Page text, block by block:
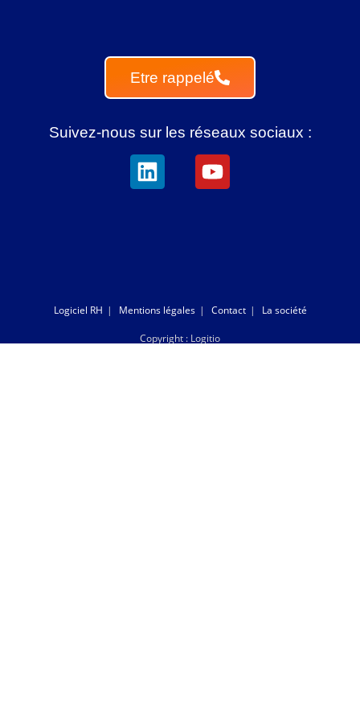
Etre rappelé
Suivez-nous sur les réseaux sociaux :
Logiciel RH Mentions légales Contact La société
Copyright : Logitio